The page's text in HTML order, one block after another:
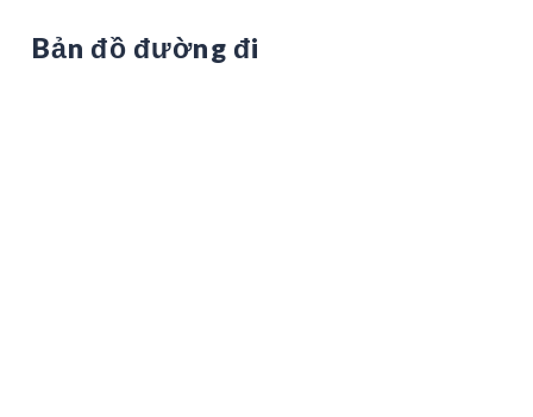
Bản đồ đường đi